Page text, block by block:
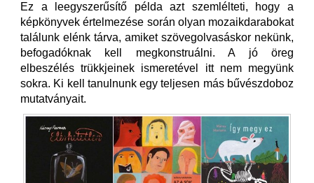
Ez a leegyszerűsítő példa azt szemlélteti, hogy a
képkönyvek értelmezése során olyan mozaikdarabokat
találunk elénk tárva, amiket szövegolvasáskor nekünk,
befogadóknak kell megkonstruálni. A jó öreg
elbeszélés trükkjeinek ismeretével itt nem megyünk
sokra. Ki kell tanulnunk egy teljesen más bűvészdoboz
mutatványait.